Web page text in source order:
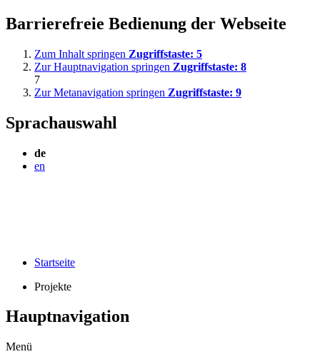
Barrierefreie Bedienung der Webseite
Zum Inhalt springen Zugriffstaste: 5
Zur Hauptnavigation springen Zugriffstaste: 8
7
Zur Metanavigation springen Zugriffstaste: 9
Sprachauswahl
de
en
Startseite
Projekte
Hauptnavigation
Menü